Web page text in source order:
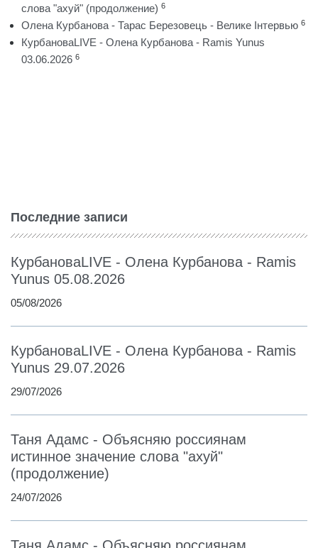
слова "ахуй" (продолжение) 6
Олена Курбанова - Тарас Березовець - Велике Інтервью 6
КурбановаLIVE - Олена Курбанова - Ramis Yunus
03.06.2026 6
Последние записи
КурбановаLIVE - Олена Курбанова - Ramis
Yunus 05.08.2026
05/08/2026
КурбановаLIVE - Олена Курбанова - Ramis
Yunus 29.07.2026
29/07/2026
Таня Адамс - Объясняю россиянам
истинное значение слова "ахуй"
(продолжение)
24/07/2026
Таня Адамс - Объясняю россиянам